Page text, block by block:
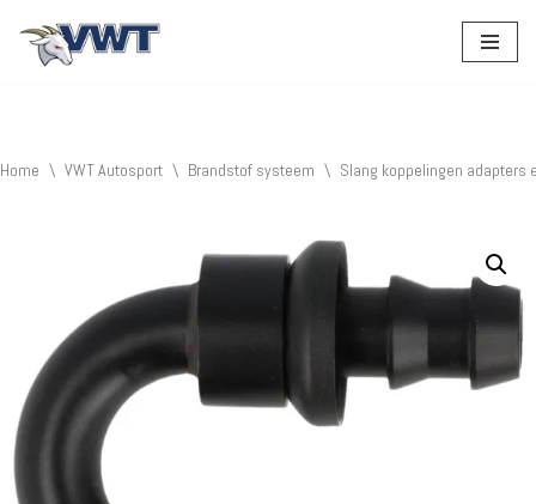
Home \ VWT Autosport \ Brandstof systeem \ Slang koppelingen adapters